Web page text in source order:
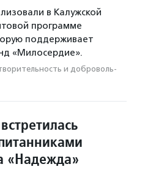
в Калужской
программе
поддерживает
«Милосердие».
и доброволь­
«Надежда»